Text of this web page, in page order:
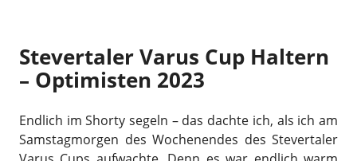
Stevertaler Varus Cup Haltern
– Optimisten 2023
Endlich im Shorty segeln – das dachte ich, als ich am
Samstagmorgen des Wochenendes des Stevertaler